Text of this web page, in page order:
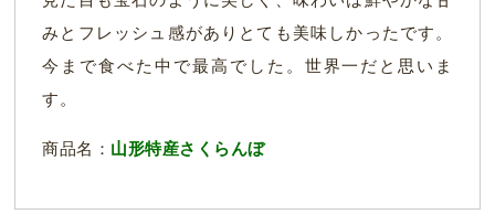
みとフレッシュ感がありとても美味しかったです。
今まで食べた中で最高でした。世界一だと思いま
す。
商品名： 山形特産さくらんぼ